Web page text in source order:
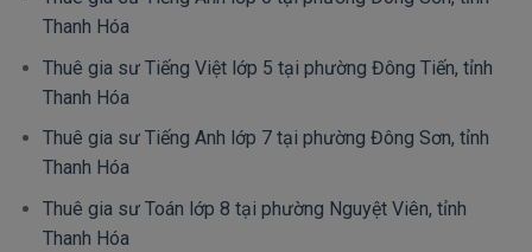
Thanh Hóa
Thuê gia sư Tiếng Việt lớp 5 tại phường Đông Tiến, tỉnh
Thanh Hóa
Thuê gia sư Tiếng Anh lớp 7 tại phường Đông Sơn, tỉnh
Thanh Hóa
Thuê gia sư Toán lớp 8 tại phường Nguyệt Viên, tỉnh
Thanh Hóa